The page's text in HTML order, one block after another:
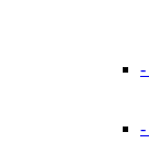
-
-